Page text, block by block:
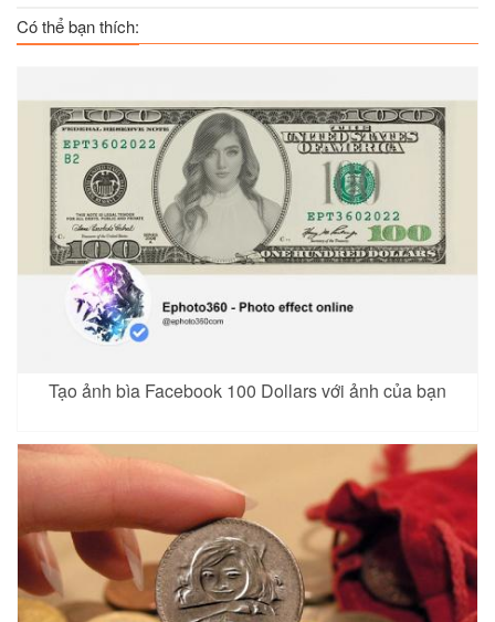
Có thể bạn thích:
Tạo ảnh bìa Facebook 100 Dollars với ảnh của bạn